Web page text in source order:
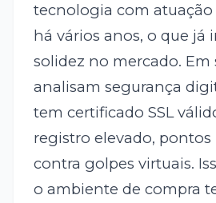
tecnologia com
há vários anos, o que já
solidez no mercado. Em
analisam segurança
tem certificado SSL
registro elevado, pontos
contra golpes virtuais.
o ambiente de compra